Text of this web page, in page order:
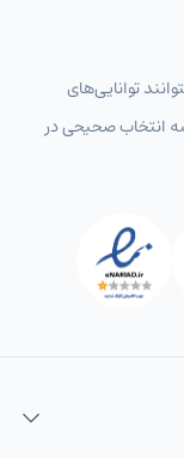
توانایی‌های
انتخاب‌ صحیحی در